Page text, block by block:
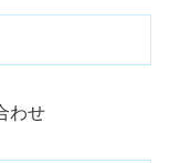
わせ